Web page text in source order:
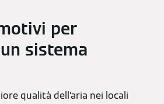
per
sistema
qualità dell’aria nei locali